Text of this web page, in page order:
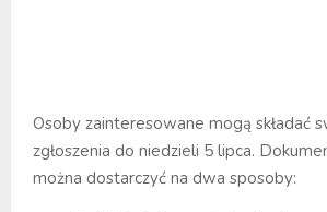
Osoby zainteresowane mogą składać
zgłoszenia do niedzieli 5 lipca.
można dostarczyć na dwa sposoby: